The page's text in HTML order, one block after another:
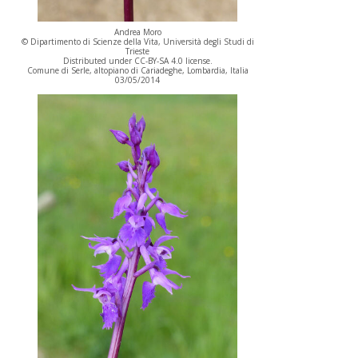
Andrea Moro
© Dipartimento di Scienze della Vita, Università degli Studi di
Trieste
Distributed under CC-BY-SA 4.0 license.
Comune di Serle, altopiano di Cariadeghe, Lombardia, Italia
03/05/2014